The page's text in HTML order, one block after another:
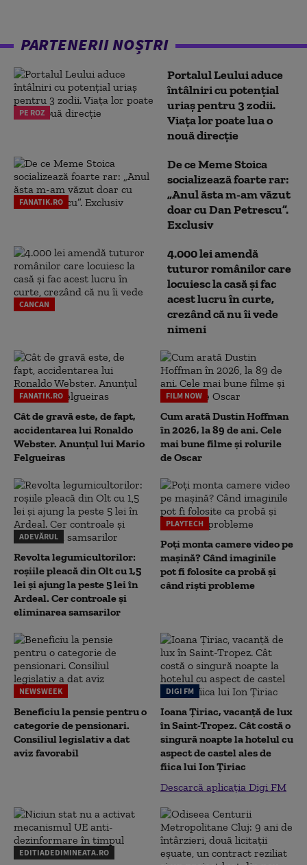
PARTENERII NOȘTRI
PE ROZ
Portalul Leului aduce
întâlniri cu potențial
uriaș pentru 3 zodii.
Viața lor poate lua o
nouă direcție
FANATIK.RO
De ce Meme Stoica
socializează foarte rar:
„Anul ăsta m-am văzut
doar cu Dan Petrescu”.
Exclusiv
CANCAN
4.000 lei amendă
tuturor românilor care
locuiesc la casă și fac
acest lucru în curte,
crezând că nu îi vede
nimeni
FANATIK.RO
Cât de gravă este, de fapt,
accidentarea lui Ronaldo
Webster. Anunțul lui Mario
Felgueiras
FILM NOW
Cum arată Dustin Hoffman
în 2026, la 89 de ani. Cele
mai bune filme și rolurile
de Oscar
ADEVĂRUL
Revolta legumicultorilor:
roșiile pleacă din Olt cu 1,5
lei și ajung la peste 5 lei în
Ardeal. Cer controale și
eliminarea samsarilor
PLAYTECH
Poți monta camere video pe
mașină? Când imaginile
pot fi folosite ca probă și
când riști probleme
NEWSWEEK
Beneficiu la pensie pentru o
categorie de pensionari.
Consiliul legislativ a dat
aviz favorabil
DIGI FM
Ioana Țiriac, vacanță de lux
în Saint-Tropez. Cât costă o
singură noapte la hotelul cu
aspect de castel ales de
fiica lui Ion Țiriac
Descarcă aplicația Digi FM
EDITIADEDIMINEATA.RO